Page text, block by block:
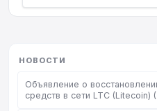
НОВОСТИ
Объявление о
средств в сети LTC (Litecoin)